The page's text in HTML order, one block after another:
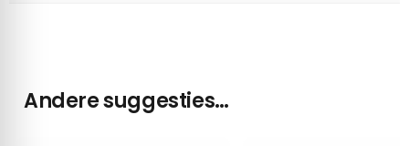
Andere suggesties…